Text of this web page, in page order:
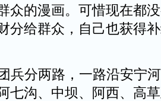
众的漫画。可惜现在都
分给群众，自己也获得
兵分两路，一路沿安宁
七沟、中坝、阿西、高